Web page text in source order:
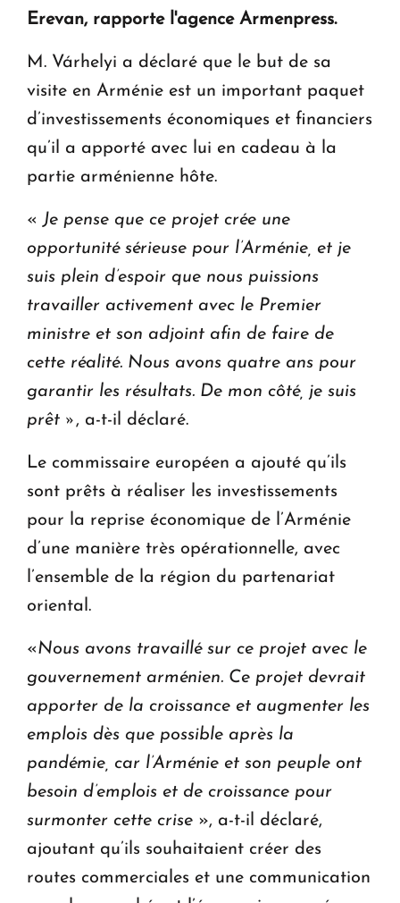
Erevan, rapporte l'agence Armenpress.
M. Várhelyi a déclaré que le but de sa
visite en Arménie est un important paquet
d’investissements économiques et financiers
qu’il a apporté avec lui en cadeau à la
partie arménienne hôte.
« Je pense que ce projet crée une
opportunité sérieuse pour l’Arménie, et je
suis plein d’espoir que nous puissions
travailler activement avec le Premier
ministre et son adjoint afin de faire de
cette réalité. Nous avons quatre ans pour
garantir les résultats. De mon côté, je suis
prêt » , a-t-il déclaré.
Le commissaire européen a ajouté qu’ils
sont prêts à réaliser les investissements
pour la reprise économique de l’Arménie
d’une manière très opérationnelle, avec
l’ensemble de la région du partenariat
oriental.
«Nous avons travaillé sur ce projet avec le
gouvernement arménien. Ce projet devrait
apporter de la croissance et augmenter les
emplois dès que possible après la
pandémie, car l’Arménie et son peuple ont
besoin d’emplois et de croissance pour
surmonter cette crise », a-t-il déclaré,
ajoutant qu’ils souhaitaient créer des
routes commerciales et une communication